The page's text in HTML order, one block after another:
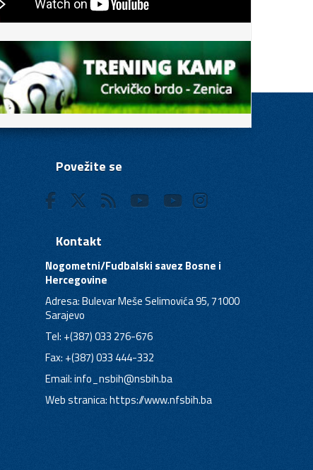
Povežite se
Kontakt
Nogometni/Fudbalski savez Bosne i
Hercegovine
Adresa: Bulevar Meše Selimovića 95, 71000
Sarajevo
Tel: +(387) 033 276-676
Fax: +(387) 033 444-332
Email:info_nsbih@nsbih.ba
Web stranica: https://www.nfsbih.ba